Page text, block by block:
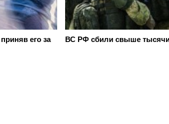
его за
ВС РФ сбили свыше тысячи